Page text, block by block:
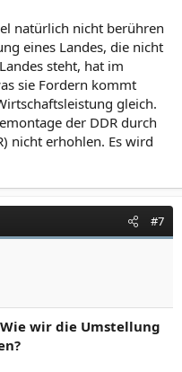
natürlich nicht berühren
eines Landes, die nicht
steht, hat im
sie Fordern kommt
gleich.
der DDR durch
nicht erhohlen. Es wird
#7
wir die Umstellung